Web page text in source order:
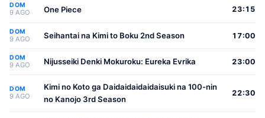
DOM
9 AGO One Piece 23:15
DOM
9 AGO Seihantai na Kimi to Boku 2nd Season 17:00
DOM
9 AGO Nijusseiki Denki Mokuroku: Eureka Evrika 23:00
DOM
9 AGO
Kimi no Koto ga Daidaidaidaidaisuki na 100-nin
no Kanojo 3rd Season
22:30